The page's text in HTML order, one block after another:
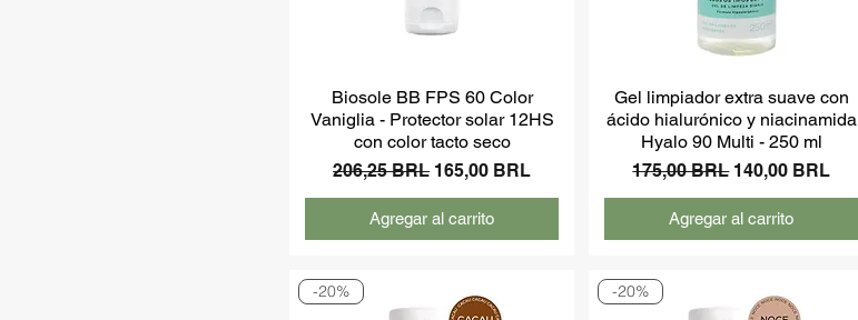
Biosole BB FPS 60 Color
Vaniglia - Protector solar 12HS
con color tacto seco
Precio
206,25 BRL Precio de oferta
165,00 BRL
Agregar al carrito
Gel limpiador extra suave con
ácido hialurónico y niacinamida
Hyalo 90 Multi - 250 ml
Precio
175,00 BRL Precio de oferta
140,00 BRL
Agregar al carrito
-20% -20%